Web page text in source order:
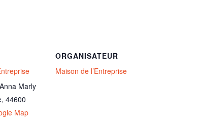
Marly
, 44600
Map
ORGANISATEUR
Maison de l’Entreprise